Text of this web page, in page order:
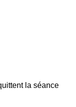
la séance